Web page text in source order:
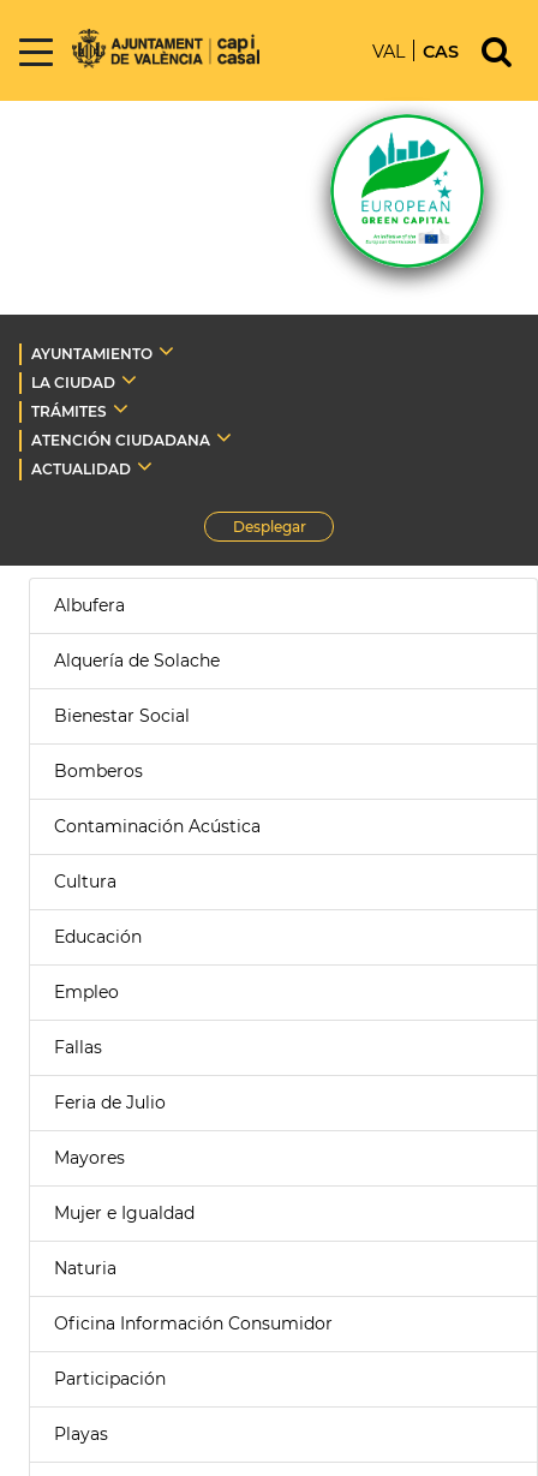
VAL CAS
AYUNTAMIENTO
LA CIUDAD
TRÁMITES
ATENCIÓN CIUDADANA
ACTUALIDAD
Desplegar
Albufera
Alquería de Solache
Bienestar Social
Bomberos
Contaminación Acústica
Cultura
Educación
Empleo
Fallas
Feria de Julio
Mayores
Mujer e Igualdad
Naturia
Oficina Información Consumidor
Participación
Playas